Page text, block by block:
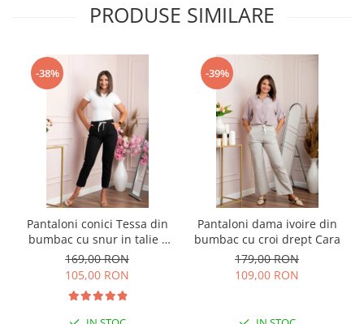
PRODUSE SIMILARE
-38%
Pantaloni conici Tessa din
bumbac cu snur in talie -
Negru
169,00 RON
105,00 RON
-39%
Pantaloni dama ivoire din
bumbac cu croi drept Cara
179,00 RON
109,00 RON